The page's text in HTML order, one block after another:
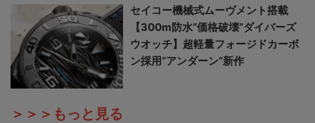
セイコー機械式ムーヴメント搭載
【300m防水“価格破壊”ダイバーズ
ウオッチ】超軽量フォージドカーボ
ン採用“アンダーン”新作
＞＞＞もっと見る